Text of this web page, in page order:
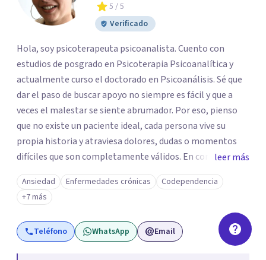
5 / 5
Verificado
Hola, soy psicoterapeuta psicoanalista. Cuento con
estudios de posgrado en Psicoterapia Psicoanalítica y
actualmente curso el doctorado en Psicoanálisis. Sé que
dar el paso de buscar apoyo no siempre es fácil y que a
veces el malestar se siente abrumador. Por eso, pienso
que no existe un paciente ideal, cada persona vive su
propia historia y atraviesa dolores, dudas o momentos
difíciles que son completamente válidos. En consulta, mi
intención es ofrecerte un espacio humano y seguro, en el
que sientas la confianza para expresarte y sentir. Nos
daremos el tiempo de ir recorriendo tu historia de vida,
identificando con calma de dónde viene aquello que hoy
pesa haciendo consciente el origen, tus emociones y
experiencias, tanto pasadas como presentes. Es un lugar
leer más
Ansiedad Enfermedades crónicas
Codependencia
+7 más
Teléfono WhatsApp Email